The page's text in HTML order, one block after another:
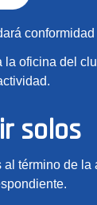
oficina del
solos
término de la